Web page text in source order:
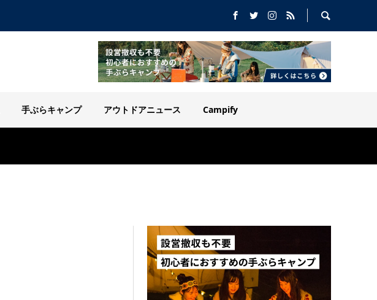
手ぶらキャンプ アウトドアニュース Campify